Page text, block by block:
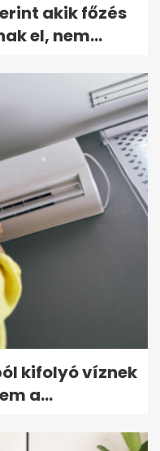
akik főzés
el, nem...
kifolyó víznek
a...